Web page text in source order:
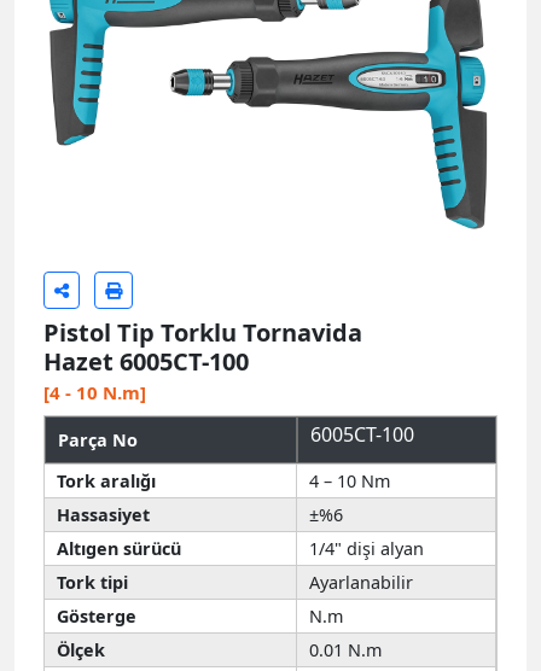
Pistol Tip Torklu Tornavida
Hazet 6005CT-100
[4 - 10 N.m]
Parça No 6005CT-100
Tork aralığı
4 – 10 Nm
Hassasiyet
±%6
Altıgen sürücü
1/4" dişi alyan
Tork tipi
Ayarlanabilir
Gösterge
N.m
Ölçek
0.01 N.m